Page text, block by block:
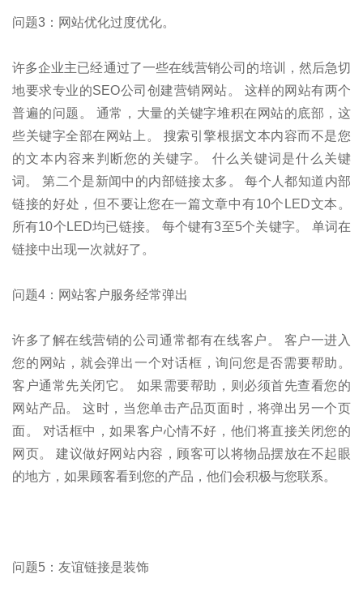
问题3：网站优化过度优化。
许多企业主已经通过了一些在线营销公司的培训，然后急切
地要求专业的SEO公司创建营销网站。 这样的网站有两个
普遍的问题。 通常，大量的关键字堆积在网站的底部，这
些关键字全部在网站上。 搜索引擎根据文本内容而不是您
的文本内容来判断您的关键字。 什么关键词是什么关键
词。 第二个是新闻中的内部链接太多。 每个人都知道内部
链接的好处，但不要让您在一篇文章中有10个LED文本。
所有10个LED均已链接。 每个键有3至5个关键字。 单词在
链接中出现一次就好了。
问题4：网站客户服务经常弹出
许多了解在线营销的公司通常都有在线客户。 客户一进入
您的网站，就会弹出一个对话框，询问您是否需要帮助。
客户通常先关闭它。 如果需要帮助，则必须首先查看您的
网站产品。 这时，当您单击产品页面时，将弹出另一个页
面。 对话框中，如果客户心情不好，他们将直接关闭您的
网页。 建议做好网站内容，顾客可以将物品摆放在不起眼
的地方，如果顾客看到您的产品，他们会积极与您联系。
问题5：友谊链接是装饰